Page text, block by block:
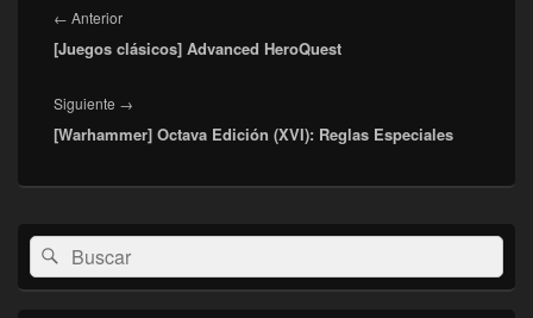
de
entradas
← AnteriorEntrada
anterior:
[Juegos clásicos] Advanced HeroQuest
Siguiente →
siguiente:
[Warhammer] Octava Edición (XVI): Reglas Especiales
El
área
de
widget
Buscar
por:
Buscar